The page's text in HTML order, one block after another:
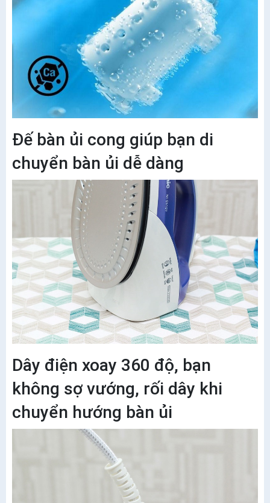
Đế bàn ủi cong giúp bạn di
chuyển bàn ủi dễ dàng
Dây điện xoay 360 độ, bạn
không sợ vướng, rối dây khi
chuyển hướng bàn ủi